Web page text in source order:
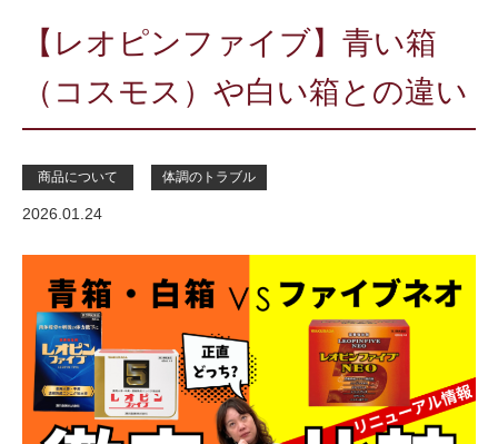
【レオピンファイブ】青い箱
（コスモス）や白い箱との違い
商品について 体調のトラブル
2026.01.24